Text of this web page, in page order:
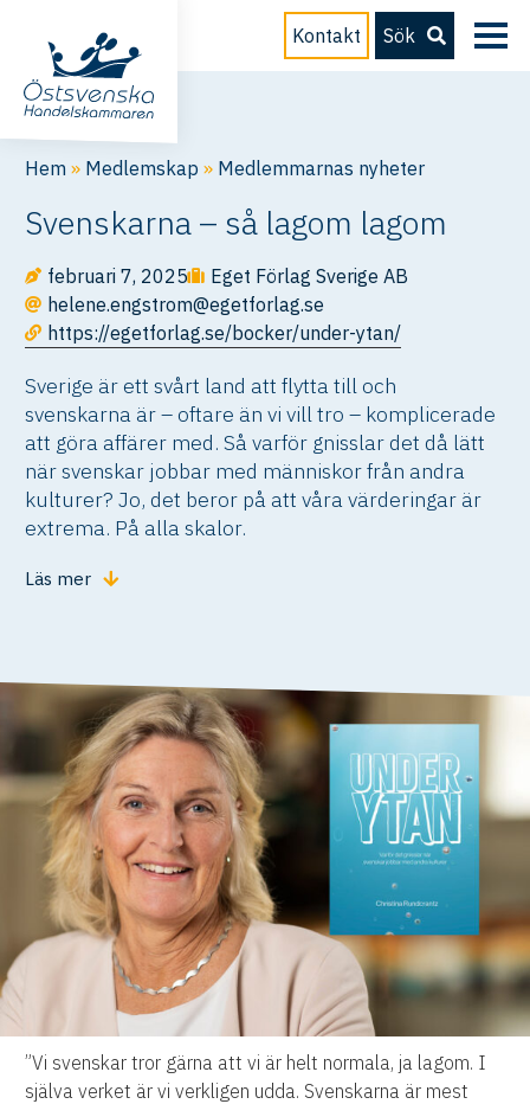
Kontakt Sök
Hem » Medlemskap » Medlemmarnas nyheter
Svenskarna – så lagom lagom
februari 7, 2025
Eget Förlag Sverige AB
helene.engstrom@egetforlag.se
https://egetforlag.se/bocker/under-ytan/
Sverige är ett svårt land att flytta till och
svenskarna är – oftare än vi vill tro – komplicerade
att göra affärer med. Så varför gnisslar det då lätt
när svenskar jobbar med människor från andra
kulturer? Jo, det beror på att våra värderingar är
extrema. På alla skalor.
Läs mer
”Vi svenskar tror gärna att vi är helt normala, ja lagom. I
själva verket är vi verkligen udda. Svenskarna är mest